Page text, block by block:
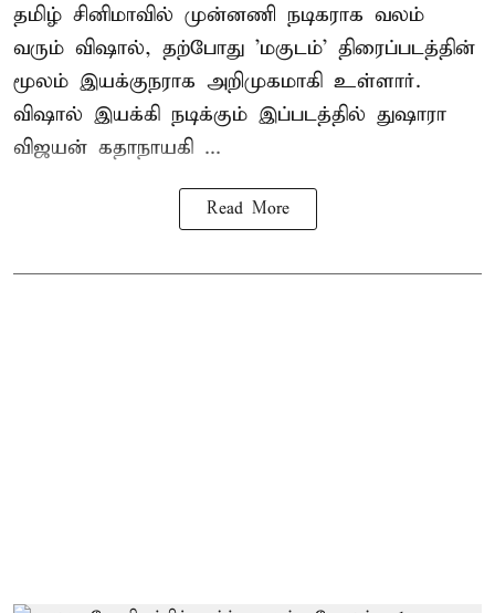
தமிழ் சினிமாவில் முன்னணி நடிகராக வலம்
வரும் விஷால், தற்போது 'மகுடம்' திரைப்படத்தின்
மூலம் இயக்குநராக அறிமுகமாகி உள்ளார்.
விஷால் இயக்கி நடிக்கும் இப்படத்தில் துஷாரா
விஜயன் கதாநாயகி ...
Read More